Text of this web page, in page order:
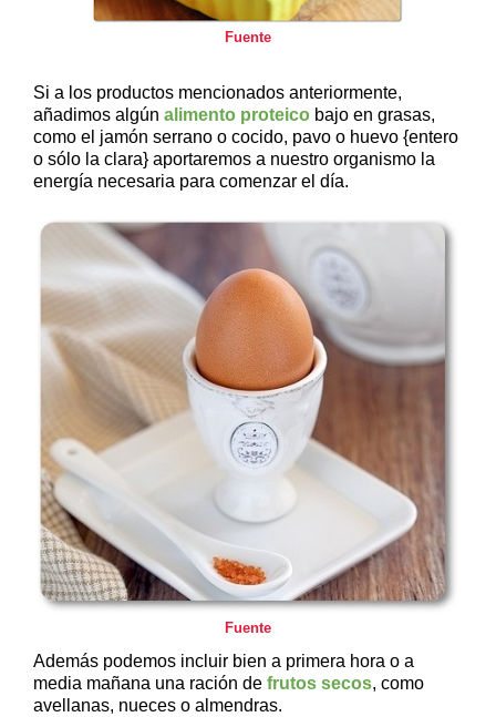
Fuente
Si a los productos mencionados anteriormente,
añadimos algún alimento proteico bajo en grasas,
como el jamón serrano o cocido, pavo o huevo {entero
o sólo la clara} aportaremos a nuestro organismo la
energía necesaria para comenzar el día.
Fuente
Además podemos incluir bien a primera hora o a
media mañana una ración de frutos secos, como
avellanas, nueces o almendras.